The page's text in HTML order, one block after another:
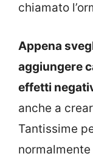
chiamato
Appena
aggiungere
effetti
anche a
Tantissime